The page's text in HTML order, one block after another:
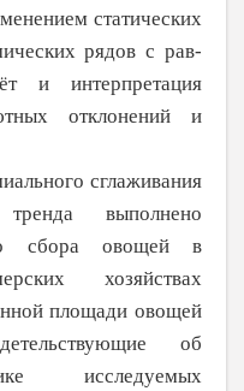
статических
рядов с рав­
и интерпретация
отклонений и
сглаживания
выполнено
сбора овощей в
хозяйствах
площади овощей
об
исследуемых